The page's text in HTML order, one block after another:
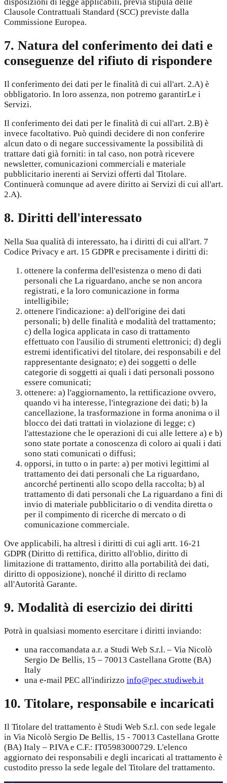
Clausole Contrattuali Standard (SCC) previste dalla
Commissione Europea.
7. Natura del conferimento dei dati e
conseguenze del rifiuto di rispondere
Il conferimento dei dati per le finalità di cui all'art. 2.A) è
obbligatorio. In loro assenza, non potremo garantirLe i
Servizi.
Il conferimento dei dati per le finalità di cui all'art. 2.B) è
invece facoltativo. Può quindi decidere di non conferire
alcun dato o di negare successivamente la possibilità di
trattare dati già forniti: in tal caso, non potrà ricevere
newsletter, comunicazioni commerciali e materiale
pubblicitario inerenti ai Servizi offerti dal Titolare.
Continuerà comunque ad avere diritto ai Servizi di cui all'art.
2.A).
8. Diritti dell'interessato
Nella Sua qualità di interessato, ha i diritti di cui all'art. 7
Codice Privacy e art. 15 GDPR e precisamente i diritti di:
ottenere la conferma dell'esistenza o meno di dati
personali che La riguardano, anche se non ancora
registrati, e la loro comunicazione in forma
intelligibile;
ottenere l'indicazione: a) dell'origine dei dati
personali; b) delle finalità e modalità del trattamento;
c) della logica applicata in caso di trattamento
effettuato con l'ausilio di strumenti elettronici; d) degli
estremi identificativi del titolare, dei responsabili e del
rappresentante designato; e) dei soggetti o delle
categorie di soggetti ai quali i dati personali possono
essere comunicati;
ottenere: a) l'aggiornamento, la rettificazione ovvero,
quando vi ha interesse, l'integrazione dei dati; b) la
cancellazione, la trasformazione in forma anonima o il
blocco dei dati trattati in violazione di legge; c)
l'attestazione che le operazioni di cui alle lettere a) e b)
sono state portate a conoscenza di coloro ai quali i dati
sono stati comunicati o diffusi;
opporsi, in tutto o in parte: a) per motivi legittimi al
trattamento dei dati personali che La riguardano,
ancorché pertinenti allo scopo della raccolta; b) al
trattamento di dati personali che La riguardano a fini di
invio di materiale pubblicitario o di vendita diretta o
per il compimento di ricerche di mercato o di
comunicazione commerciale.
Ove applicabili, ha altresì i diritti di cui agli artt. 16-21
GDPR (Diritto di rettifica, diritto all'oblio, diritto di
limitazione di trattamento, diritto alla portabilità dei dati,
diritto di opposizione), nonché il diritto di reclamo
all'Autorità Garante.
9. Modalità di esercizio dei diritti
Potrà in qualsiasi momento esercitare i diritti inviando:
una raccomandata a.r. a Studi Web S.r.l. – Via Nicolò
Sergio De Bellis, 15 – 70013 Castellana Grotte (BA)
Italy
una e-mail PEC all'indirizzo info@pec.studiweb.it
10. Titolare, responsabile e incaricati
Il Titolare del trattamento è Studi Web S.r.l. con sede legale
in Via Nicolò Sergio De Bellis, 15 - 70013 Castellana Grotte
(BA) Italy – P.IVA e C.F.: IT05983000729. L'elenco
aggiornato dei responsabili e degli incaricati al trattamento è
custodito presso la sede legale del Titolare del trattamento.